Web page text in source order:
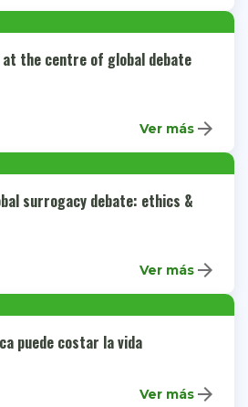
at the centre of global debate
Ver más arrow_forward
surrogacy debate: ethics &
Ver más arrow_forward
puede costar la vida
Ver más arrow_forward